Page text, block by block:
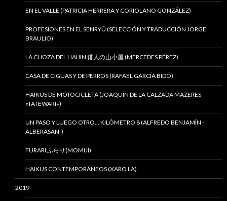
EN EL VALLE (PATRICIA HERRERA Y CORIOLANO GONZÁLEZ)
PROFESIONES EN EL SENRYÛ (SELECCIÓN Y TRADUCCIÓN JORGE
BRAULIO)
LA CHOZA DEL HAIJIN 俳人の山小屋 (MERCEDES PÉREZ)
CASA DE CIGUAS Y DE PERROS (RAFAEL GARCÍA BIDÓ)
HAIKUS DE MOTOCICLETA (JOAQUÍN DE LA CALZADA MAZERES
«TATEWARI»)
UN PASO Y LUEGO OTRO… KILÓMETRO 8 (ALFREDO BENJAMÍN -
ALBERASAN-)
FURARI ふらり(MOMIJI)
HAIKUS CONTEMPORÁNEOS (XARO LA)
2019